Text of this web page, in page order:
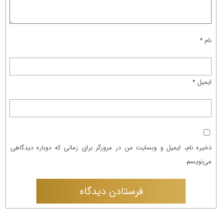
نام*
ایمیل *
ذخیره نام، ایمیل و وبسایت من در مرورگر برای زمانی که دوباره دیدگاهی
می‌نویسم.